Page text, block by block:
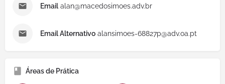
Emailalan@macedosimoes.adv.br
Email Alternativo alansimoes-68827p@adv.oa.pt
Áreas de Prática